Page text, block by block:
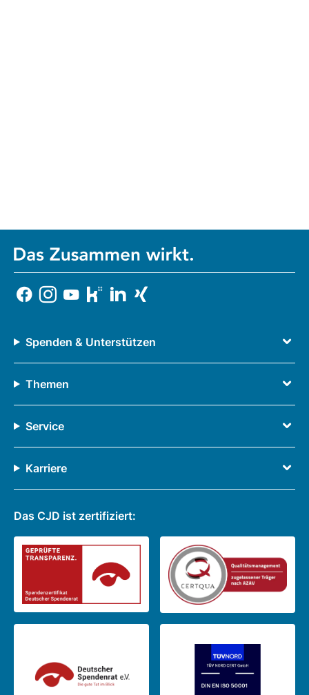
Spenden & Unterstützen
Themen
Service
Karriere
Das CJD ist zertifiziert: